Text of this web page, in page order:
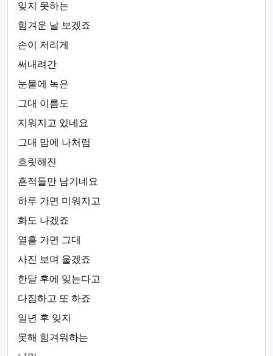
잊지 못하는
힘겨운 날 보겠죠
손이 저리게
써내려간
눈물에 녹은
그대 이름도
지워지고 있네요
그대 맘에 나처럼
흐릿해진
흔적들만 남기네요
하루 가면 미워지고
화도 나겠죠
열흘 가면 그대
사진 보며 울겠죠
한달 후에 잊는다고
다짐하고 또 하죠
일년 후 잊지
못해 힘겨워하는